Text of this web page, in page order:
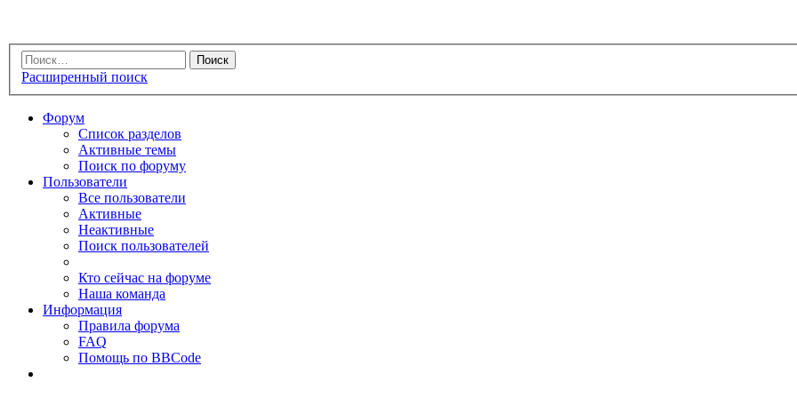
Расширенный поиск
Форум
Список разделов
Активные темы
Поиск по форуму
Пользователи
Все пользователи
Активные
Неактивные
Поиск пользователей
Кто сейчас на форуме
Наша команда
Информация
Правила форума
FAQ
Помощь по BBCode